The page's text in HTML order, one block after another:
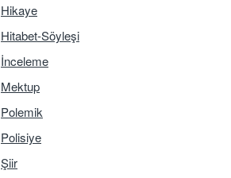
Hikaye
Hitabet-Söyleşi
İnceleme
Mektup
Polemik
Polisiye
Şiir